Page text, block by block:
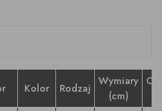
Kolor Rodzaj
Wymiary
(cm)